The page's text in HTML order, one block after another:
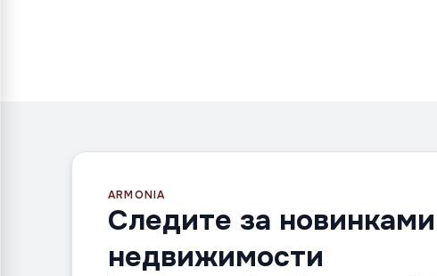
ARMONIA
Следите за новинками
недвижимости